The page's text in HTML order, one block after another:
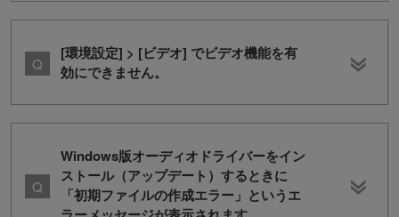
[環境設定] > [ビデオ] でビデオ機能を有
効にできません。
Windows版オーディオドライバーをイン
ストール（アップデート）するときに
「初期ファイルの作成エラー」というエ